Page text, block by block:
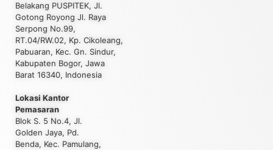
Belakang PUSPITEK, Jl.
Gotong Royong Jl. Raya
Serpong No.99,
RT.04/RW.02, Kp. Cikoleang,
Pabuaran, Kec. Gn. Sindur,
Kabupaten Bogor, Jawa
Barat 16340, Indonesia
Lokasi Kantor
Pemasaran
Blok S. 5 No.4, Jl.
Golden Jaya, Pd.
Benda, Kec. Pamulang,